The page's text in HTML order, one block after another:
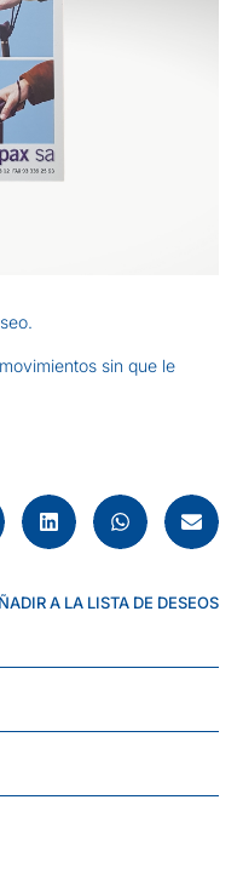
sin que le
A LA LISTA DE DESEOS